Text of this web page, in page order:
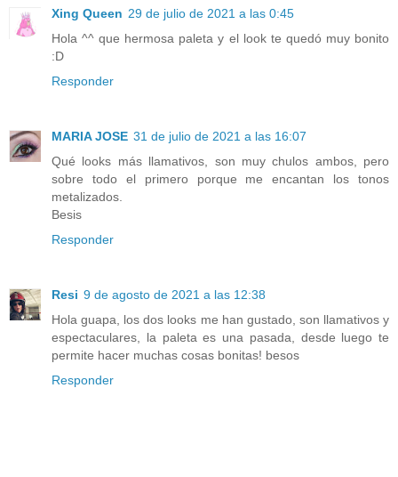
Xing Queen 29 de julio de 2021 a las 0:45
Hola ^^ que hermosa paleta y el look te quedó muy bonito
:D
Responder
MARIA JOSE 31 de julio de 2021 a las 16:07
Qué looks más llamativos, son muy chulos ambos, pero
sobre todo el primero porque me encantan los tonos
metalizados.
Besis
Responder
Resi 9 de agosto de 2021 a las 12:38
Hola guapa, los dos looks me han gustado, son llamativos y
espectaculares, la paleta es una pasada, desde luego te
permite hacer muchas cosas bonitas! besos
Responder